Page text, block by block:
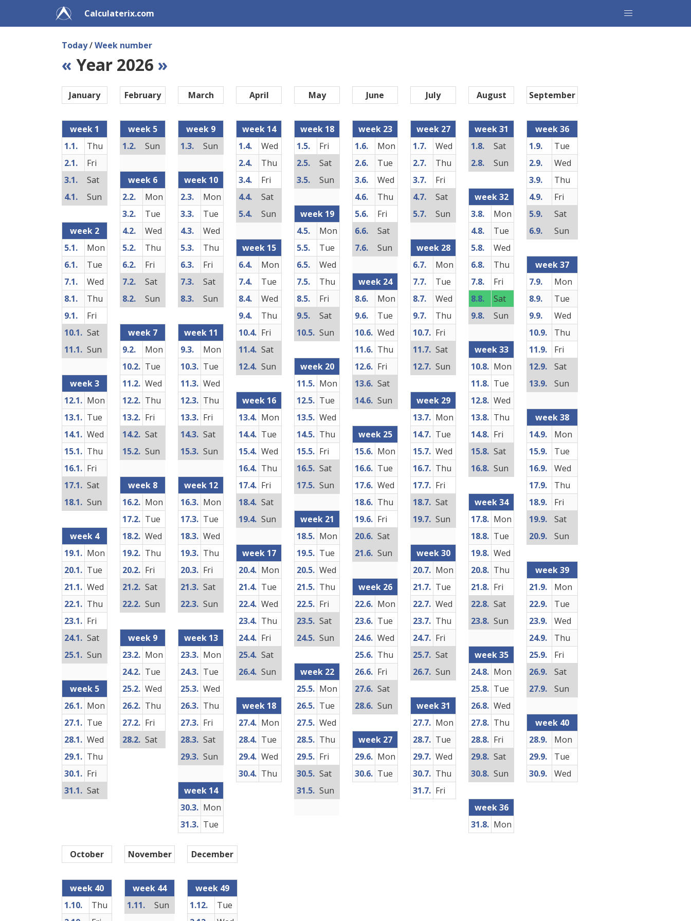
Calculaterix.com
Today/Week number
« Year 2026 »
January
week 1
1.1.
Thu
2.1.
Fri
3.1.
Sat
4.1.
Sun
week 2
5.1.
Mon
6.1.
Tue
7.1.
Wed
8.1.
Thu
9.1.
Fri
10.1. Sat
11.1. Sun
week 3
12.1. Mon
13.1. Tue
14.1. Wed
15.1. Thu
16.1. Fri
17.1. Sat
18.1. Sun
week 4
19.1. Mon
20.1. Tue
21.1. Wed
22.1. Thu
23.1. Fri
24.1. Sat
25.1. Sun
week 5
26.1. Mon
27.1. Tue
28.1. Wed
29.1. Thu
30.1. Fri
31.1. Sat
February
week 5
1.2.
Sun
week 6
2.2.
Mon
3.2.
Tue
4.2.
Wed
5.2.
Thu
6.2.
Fri
7.2.
Sat
8.2.
Sun
week 7
9.2.
Mon
10.2. Tue
11.2. Wed
12.2. Thu
13.2. Fri
14.2. Sat
15.2. Sun
week 8
16.2. Mon
17.2. Tue
18.2. Wed
19.2. Thu
20.2. Fri
21.2. Sat
22.2. Sun
week 9
23.2. Mon
24.2. Tue
25.2. Wed
26.2. Thu
27.2. Fri
28.2. Sat
March
week 9
1.3.
Sun
week 10
2.3.
Mon
3.3.
Tue
4.3.
Wed
5.3.
Thu
6.3.
Fri
7.3.
Sat
8.3.
Sun
week 11
9.3.
Mon
10.3. Tue
11.3. Wed
12.3. Thu
13.3. Fri
14.3. Sat
15.3. Sun
week 12
16.3. Mon
17.3. Tue
18.3. Wed
19.3. Thu
20.3. Fri
21.3. Sat
22.3. Sun
week 13
23.3. Mon
24.3. Tue
25.3. Wed
26.3. Thu
27.3. Fri
28.3. Sat
29.3. Sun
week 14
30.3. Mon
31.3. Tue
April
week 14
1.4.
Wed
2.4.
Thu
3.4.
Fri
4.4.
Sat
5.4.
Sun
week 15
6.4.
Mon
7.4.
Tue
8.4.
Wed
9.4.
Thu
10.4. Fri
11.4. Sat
12.4. Sun
week 16
13.4. Mon
14.4. Tue
15.4. Wed
16.4. Thu
17.4. Fri
18.4. Sat
19.4. Sun
week 17
20.4. Mon
21.4. Tue
22.4. Wed
23.4. Thu
24.4. Fri
25.4. Sat
26.4. Sun
week 18
27.4. Mon
28.4. Tue
29.4. Wed
30.4. Thu
May
week 18
1.5.
Fri
2.5.
Sat
3.5.
Sun
week 19
4.5.
Mon
5.5.
Tue
6.5.
Wed
7.5.
Thu
8.5.
Fri
9.5.
Sat
10.5. Sun
week 20
11.5. Mon
12.5. Tue
13.5. Wed
14.5. Thu
15.5. Fri
16.5. Sat
17.5. Sun
week 21
18.5. Mon
19.5. Tue
20.5. Wed
21.5. Thu
22.5. Fri
23.5. Sat
24.5. Sun
week 22
25.5. Mon
26.5. Tue
27.5. Wed
28.5. Thu
29.5. Fri
30.5. Sat
31.5. Sun
June
week 23
1.6.
Mon
2.6.
Tue
3.6.
Wed
4.6.
Thu
5.6.
Fri
6.6.
Sat
7.6.
Sun
week 24
8.6.
Mon
9.6.
Tue
10.6. Wed
11.6. Thu
12.6. Fri
13.6. Sat
14.6. Sun
week 25
15.6. Mon
16.6. Tue
17.6. Wed
18.6. Thu
19.6. Fri
20.6. Sat
21.6. Sun
week 26
22.6. Mon
23.6. Tue
24.6. Wed
25.6. Thu
26.6. Fri
27.6. Sat
28.6. Sun
week 27
29.6. Mon
30.6. Tue
July
week 27
1.7.
Wed
2.7.
Thu
3.7.
Fri
4.7.
Sat
5.7.
Sun
week 28
6.7.
Mon
7.7.
Tue
8.7.
Wed
9.7.
Thu
10.7. Fri
11.7. Sat
12.7. Sun
week 29
13.7. Mon
14.7. Tue
15.7. Wed
16.7. Thu
17.7. Fri
18.7. Sat
19.7. Sun
week 30
20.7. Mon
21.7. Tue
22.7. Wed
23.7. Thu
24.7. Fri
25.7. Sat
26.7. Sun
week 31
27.7. Mon
28.7. Tue
29.7. Wed
30.7. Thu
31.7. Fri
August
week 31
1.8.
Sat
2.8.
Sun
week 32
3.8.
Mon
4.8.
Tue
5.8.
Wed
6.8.
Thu
7.8.
Fri
8.8.
Sat
9.8.
Sun
week 33
10.8. Mon
11.8. Tue
12.8. Wed
13.8. Thu
14.8. Fri
15.8. Sat
16.8. Sun
week 34
17.8. Mon
18.8. Tue
19.8. Wed
20.8. Thu
21.8. Fri
22.8. Sat
23.8. Sun
week 35
24.8. Mon
25.8. Tue
26.8. Wed
27.8. Thu
28.8. Fri
29.8. Sat
30.8. Sun
week 36
31.8. Mon
September
week 36
1.9.
Tue
2.9.
Wed
3.9.
Thu
4.9.
Fri
5.9.
Sat
6.9.
Sun
week 37
7.9.
Mon
8.9.
Tue
9.9.
Wed
10.9.
Thu
11.9.
Fri
12.9.
Sat
13.9.
Sun
week 38
14.9.
Mon
15.9.
Tue
16.9.
Wed
17.9.
Thu
18.9.
Fri
19.9.
Sat
20.9.
Sun
week 39
21.9.
Mon
22.9.
Tue
23.9.
Wed
24.9.
Thu
25.9.
Fri
26.9.
Sat
27.9.
Sun
week 40
28.9.
Mon
29.9.
Tue
30.9.
Wed
October
week 40
1.10.
Thu
November
week 44
1.11.
Sun
December
week 49
1.12.
Tue